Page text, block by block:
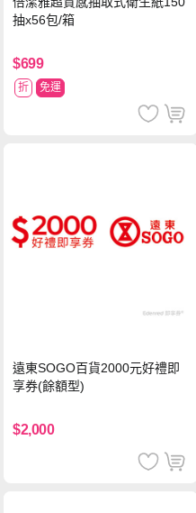
抽x56包/箱
$699
折 免運
遠東SOGO百貨2000元好禮即
享券(餘額型)
$2,000